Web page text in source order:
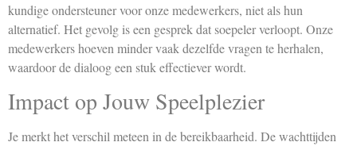
kundige ondersteuner voor onze medewerkers, niet als hun
alternatief. Het gevolg is een gesprek dat soepeler verloopt. Onze
medewerkers hoeven minder vaak dezelfde vragen te herhalen,
waardoor de dialoog een stuk effectiever wordt.
Impact op Jouw Speelplezier
Je merkt het verschil meteen in de bereikbaarheid. De wachttijden